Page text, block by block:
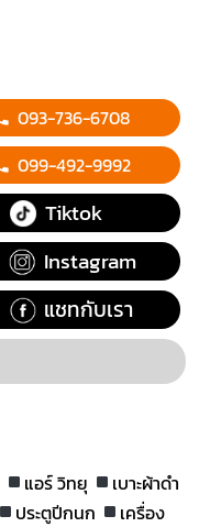
093-736-6708
099-492-9992
Tiktok
Instagram
แชทกับเรา
แอร์ วิทยุ
เบาะผ้าดำ
ประตู​ปีกนก
เครื่อง